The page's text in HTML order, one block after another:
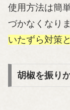
使用方法は簡単
づかなくなり
いたずら対策
胡椒を振り